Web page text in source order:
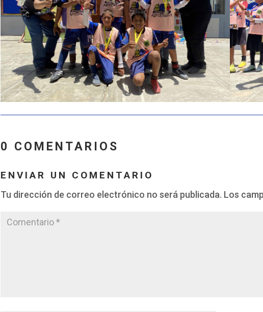
0 COMENTARIOS
ENVIAR UN COMENTARIO
Tu dirección de correo electrónico no será publicada. Los